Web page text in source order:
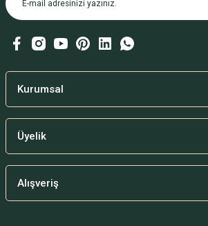
Ürün bilgilerinde hatalar bulunuyor.
Bu ürüne benzer farklı alternatifler olmalı.
Kurumsal
Üyelik
Alışveriş